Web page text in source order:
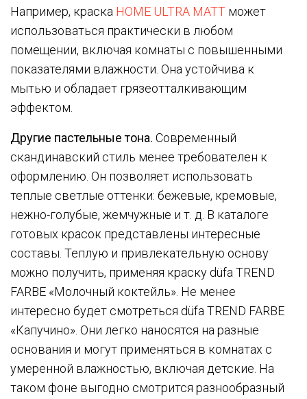
Например, краска HOME ULTRA MATT может
использоваться практически в любом
помещении, включая комнаты с повышенными
показателями влажности. Она устойчива к
мытью и обладает грязеотталкивающим
эффектом.
Другие пастельные тона. Современный
скандинавский стиль менее требователен к
оформлению. Он позволяет использовать
теплые светлые оттенки: бежевые, кремовые,
нежно-голубые, жемчужные и т. д. В каталоге
готовых красок представлены интересные
составы. Теплую и привлекательную основу
можно получить, применяя краску düfa TREND
FARBE «Молочный коктейль». Не менее
интересно будет смотреться düfa TREND FARBE
«Капучино». Они легко наносятся на разные
основания и могут применяться в комнатах с
умеренной влажностью, включая детские. На
таком фоне выгодно смотрится разнообразный